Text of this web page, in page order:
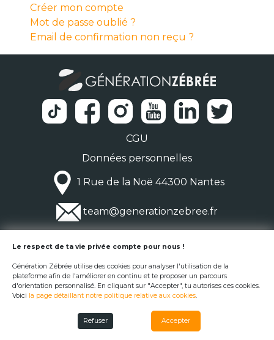
Créer mon compte
Mot de passe oublié ?
Email de confirmation non reçu ?
CGU
Données personnelles
1 Rue de la Noë 44300 Nantes
team@generationzebree.fr
© Génération Zébrée 2026
Le respect de ta vie privée compte pour nous !
Génération Zébrée utilise des cookies pour analyser l'utilisation de la
plateforme afin de l'améliorer en continu et te proposer un parcours
d'orientation personnalisé. En cliquant sur "Accepter", tu autorises ces cookies.
Voici la page détaillant notre politique relative aux cookies.
Refuser Accepter